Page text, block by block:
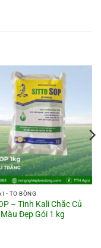
- TO BÔNG
– Tinh Kali Chắc Củ
Đẹp Gói 1 kg